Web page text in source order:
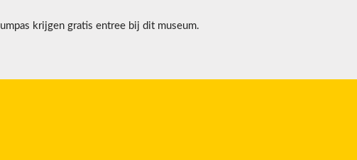
krijgen gratis entree bij dit museum.